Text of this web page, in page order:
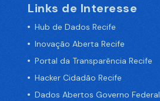
Links de Interesse
Hub de Dados Recife
Inovação Aberta Recife
Portal da Transparência Recife
Hacker Cidadão Recife
Dados Abertos Governo Federal